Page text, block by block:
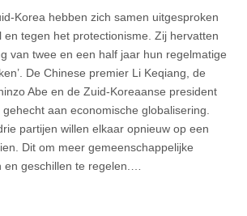
Korea hebben zich samen uitgesproken
en tegen het protectionisme. Zij hervatten
van twee en een half jaar hun regelmatige
De Chinese premier Li Keqiang, de
Abe en de Zuid-Koreaanse president
aan economische globalisering.
partijen willen elkaar opnieuw op een
Dit om meer gemeenschappelijke
en geschillen te regelen.…